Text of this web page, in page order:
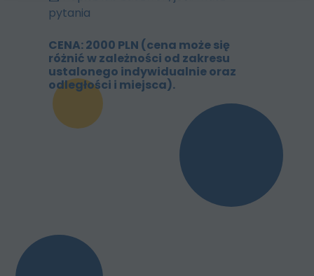
pytania
CENA: 2000 PLN (cena może się
różnić w zależności od zakresu
ustalonego indywidualnie oraz
odległości i miejsca).